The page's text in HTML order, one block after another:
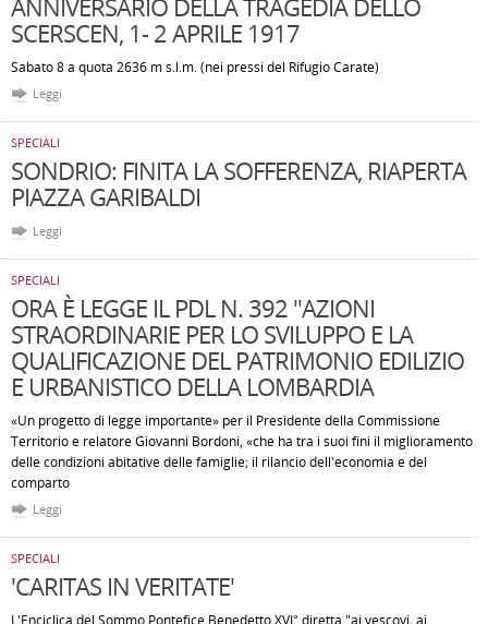
ANNIVERSARIO DELLA TRAGEDIA DELLO
SCERSCEN, 1- 2 APRILE 1917
Sabato 8 a quota 2636 m s.l.m. (nei pressi del Rifugio Carate)
Leggi
SPECIALI
SONDRIO: FINITA LA SOFFERENZA, RIAPERTA
PIAZZA GARIBALDI
Leggi
SPECIALI
ORA È LEGGE IL PDL N. 392 "AZIONI
STRAORDINARIE PER LO SVILUPPO E LA
QUALIFICAZIONE DEL PATRIMONIO EDILIZIO
E URBANISTICO DELLA LOMBARDIA
«Un progetto di legge importante» per il Presidente della Commissione
Territorio e relatore Giovanni Bordoni, «che ha tra i suoi fini il miglioramento
delle condizioni abitative delle famiglie; il rilancio dell'economia e del
comparto
Leggi
SPECIALI
'CARITAS IN VERITATE'
L'Enciclica del Sommo Pontefice Benedetto XVI° diretta "ai vescovi, ai